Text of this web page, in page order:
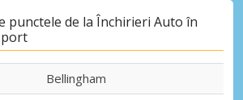
punctele de la Închirieri Auto în
Bellingham